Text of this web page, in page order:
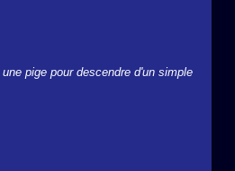
pige pour descendre d'un simple